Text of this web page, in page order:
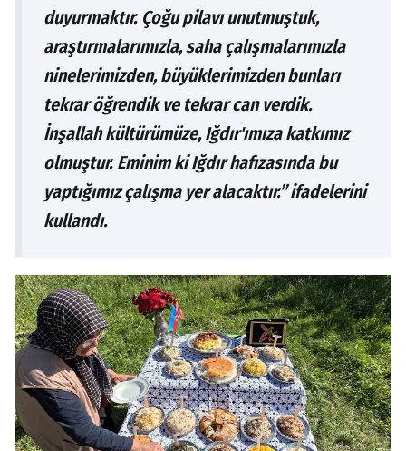
duyurmaktır. Çoğu pilavı unutmuştuk,
araştırmalarımızla, saha çalışmalarımızla
ninelerimizden, büyüklerimizden bunları
tekrar öğrendik ve tekrar can verdik.
İnşallah kültürümüze, Iğdır'ımıza katkımız
olmuştur. Eminim ki Iğdır hafızasında bu
yaptığımız çalışma yer alacaktır.” ifadelerini
kullandı.